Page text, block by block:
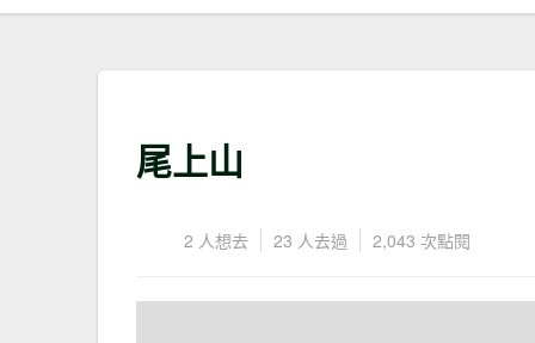
尾上山
2 人想去 23 人去過 2,043 次點閱